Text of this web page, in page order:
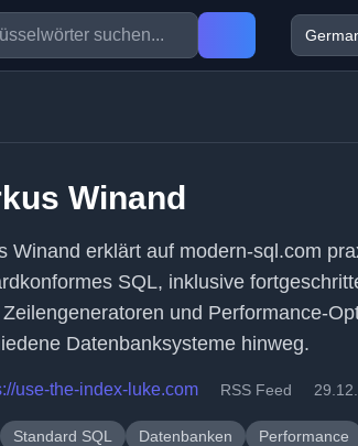
Winand
Winand erklärt auf modern-sql.com
SQL, inklusive
und Performance-
Datenbanksysteme hinweg.
use-the-index-luke.com RSS Feed
Standard SQL Datenbanken Performance